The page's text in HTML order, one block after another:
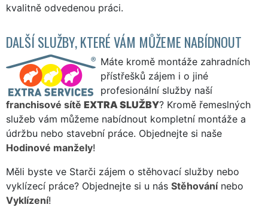
kvalitně odvedenou práci.
DALŠÍ SLUŽBY, KTERÉ VÁM MŮŽEME NABÍDNOUT
Máte kromě montáže zahradních
přístřešků zájem i o jiné
profesionální služby naší
franchisové sítě EXTRA SLUŽBY? Kromě řemeslných
služeb vám můžeme nabídnout kompletní montáže a
údržbu nebo stavební práce. Objednejte si naše
Hodinové manžely!
Měli byste ve Starči zájem o stěhovací služby nebo
vyklízecí práce? Objednejte si u nás Stěhovánínebo
Vyklízení!